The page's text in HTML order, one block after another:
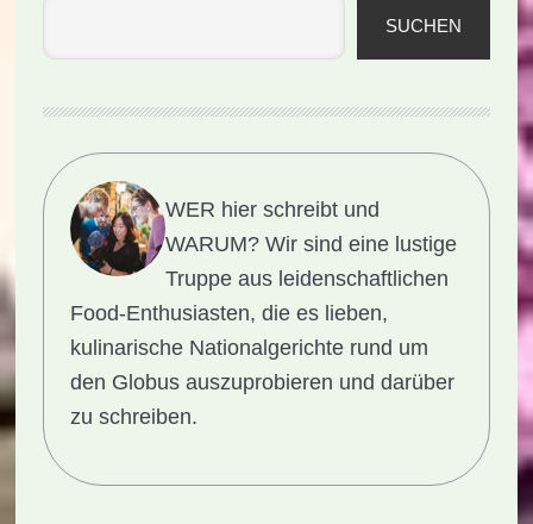
SUCHEN
WER hier schreibt und
WARUM? Wir sind eine lustige
Truppe aus leidenschaftlichen
Food-Enthusiasten, die es lieben,
kulinarische Nationalgerichte rund um
den Globus auszuprobieren und darüber
zu schreiben.